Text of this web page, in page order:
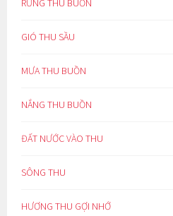
RỪNG THU BUỒN
GIÓ THU SẦU
MƯA THU BUỒN
NẮNG THU BUỒN
ĐẤT NƯỚC VÀO THU
SÔNG THU
HƯƠNG THU GỢI NHỚ